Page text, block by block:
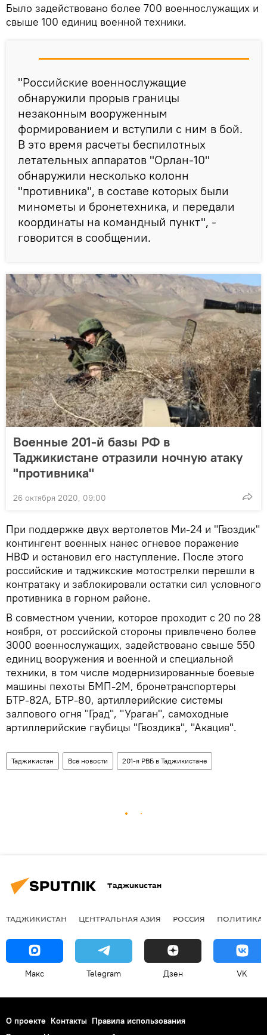
Было задействовано более 700 военнослужащих и
свыше 100 единиц военной техники.
"Российские военнослужащие
обнаружили прорыв границы
незаконным вооруженным
формированием и вступили с ним в бой.
В это время расчеты беспилотных
летательных аппаратов "Орлан-10"
обнаружили несколько колонн
"противника", в составе которых были
минометы и бронетехника, и передали
координаты на командный пункт", -
говорится в сообщении.
Военные 201-й базы РФ в
Таджикистане отразили ночную атаку
"противника"
26 октября 2020, 09:00
При поддержке двух вертолетов Ми-24 и "Гвоздик"
контингент военных нанес огневое поражение
НВФ и остановил его наступление. После этого
российские и таджикские мотострелки перешли в
контратаку и заблокировали остатки сил условного
противника в горном районе.
В совместном учении, которое проходит с 20 по 28
ноября, от российской стороны привлечено более
3000 военнослужащих, задействовано свыше 550
единиц вооружения и военной и специальной
техники, в том числе модернизированные боевые
машины пехоты БМП-2М, бронетранспортеры
БТР-82А, БТР-80, артиллерийские системы
залпового огня "Град", "Ураган", самоходные
артиллерийские гаубицы "Гвоздика", "Акация".
Таджикистан Все новости 201-я РВБ в Таджикистане
Таджикистан
ТАДЖИКИСТАН ЦЕНТРАЛЬНАЯ АЗИЯ РОССИЯ ПОЛИТИКА
Макс Telegram Дзен VK
О проекте Контакты Правила использования